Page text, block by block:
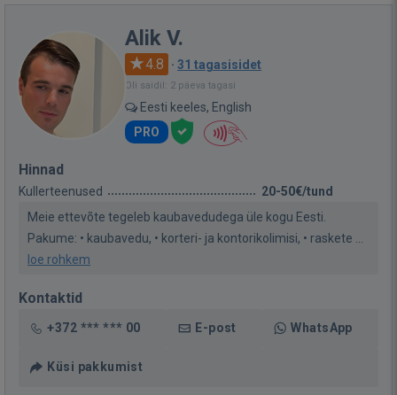
Alik V.
4.8 · 31 tagasisidet
Oli saidil: 2 päeva tagasi
Eesti keeles, English
PRO
Hinnad
Kullerteenused
20-50€/tund
Meie ettevõte tegeleb kaubavedudega üle kogu Eesti.
Pakume: • kaubavedu, • korteri- ja kontorikolimisi, • raskete ...
loe rohkem
Kontaktid
+372 *** *** 00 E-post WhatsApp
Küsi pakkumist